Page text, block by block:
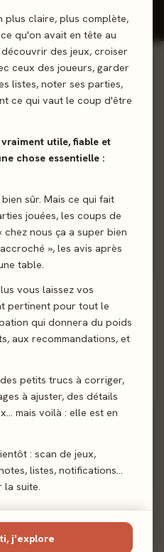
plus claire, plus complète,
qu'on avait en tête au
des jeux, croiser
ceux des joueurs, garder
listes, noter ses parties,
ce qui vaut le coup d'être
utile, fiable et
chose essentielle :
sûr. Mais ce qui fait
jouées, les coups de
nous ça a super bien
», les avis après
table.
vous laissez vos
pertinent pour tout le
qui donnera du poids
aux recommandations, et
petits trucs à corriger,
à ajuster, des détails
mais voilà : elle est en
: scan de jeux,
listes, notifications…
la suite.
j'explore
un groupe d’aventuriers
les menaces tapies dans
amassez du butin,
!
Gestion de Main
22 novembre 2019
Isaac Childres
Cephalofair Games